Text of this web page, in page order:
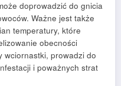
doprowadzić do gnicia
Ważne jest także
temperatury, które
obecności
wciornastki, prowadzi do
i poważnych strat